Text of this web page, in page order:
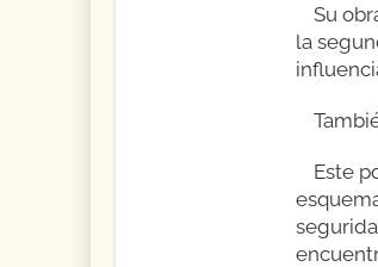
Su
la
Este